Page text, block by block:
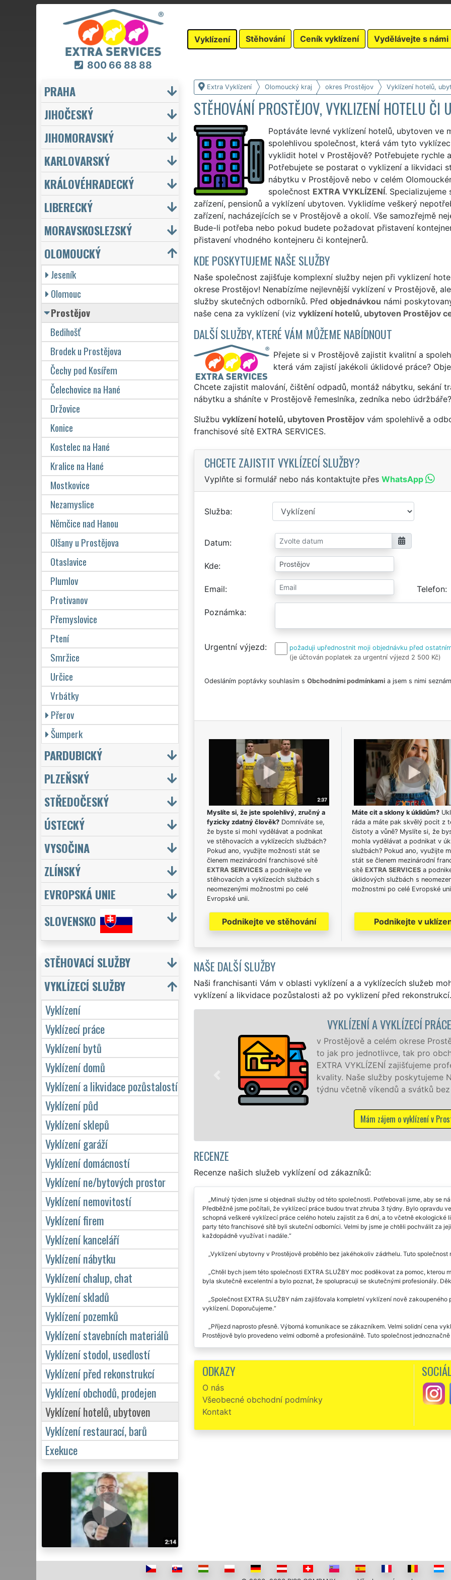
800 66 88 88
Vyklízení Stěhování Ceník vyklízení Vydělávejte s námi
Extra Vyklízení Olomoucký kraj okres Prostějov Vyklízení hotelů,
STĚHOVÁNÍ PROSTĚJOV, VYKLIZENÍ HOTELU ČI
Poptáváte levné vyklízení hotelů, ubytoven ve
spolehlivou společnost, která vám tyto
vyklidit hotel v Prostějově? Potřebujete rychle
Potřebujete se postarat o vyklizení a likvidaci
nábytku v Prostějově nebo v celém
společnost EXTRA VYKLÍZENÍ. Specializujeme
zařízení, pensionů a vyklízení ubytoven. Vyklidíme veškerý
zařízení, nacházejících se v Prostějově a okolí. Vše samozřejmě
Bude-li potřeba nebo pokud budete požadovat přistavení
přistavení vhodného kontejneru či kontejnerů.
KDE POSKYTUJEME NAŠE SLUŽBY
Naše společnost zajišťuje komplexní služby nejen při vyklizení
okrese Prostějov! Nenabízíme nejlevnější vyklízení v Prostějově,
služby skutečných odborníků. Před objednávkou námi
naše cena za vyklízení (viz vyklízení hotelů, ubytoven Prostějov
DALŠÍ SLUŽBY, KTERÉ VÁM MŮŽEME NABÍDNOUT
Přejete si v Prostějově zajistit kvalitní a
která vám zajistí jakékoli úklidové práce?
Chcete zajistit malování, čištění odpadů, montáž nábytku, sekání
nábytku a sháníte v Prostějově řemeslníka, zedníka nebo
Službu vyklízení hotelů, ubytoven Prostějovvám spolehlivě a
franchisové sítě EXTRA SERVICES.
CHCETE ZAJISTIT VYKLÍZECÍ SLUŽBY?
Vyplňte si formulář nebo nás kontaktujte přes WhatsApp
Služba
Datum
Kde
Email Telefon
Poznámka
Urgentní výjezd
požaduji upřednostnit moji objednávku před
(je účtován poplatek za urgentní výjezd 2 500 Kč)
Odesláním poptávky souhlasím s Obchodními podmínkamia jsem s nimi
Myslíte si, že jste spolehlivý, zručný a
fyzicky zdatný člověk?Domníváte se,
že byste si mohl vydělávat a podnikat
ve stěhovacích a vyklízecích službách?
Pokud ano, využijte možnosti stát se
členem mezinárodní franchisové sítě
EXTRA SERVICESa podnikejte ve
stěhovacích a vyklízecích službách s
neomezenými možnostmi po celé
Evropské unii.
Podnikejte ve stěhování
Máte cit a sklony k úklidům?
ráda a máte pak skvělý pocit z
čistoty a vůně? Myslíte si, že
mohla vydělávat a podnikat v
službách? Pokud ano, využijte
stát se členem mezinárodní
sítě EXTRA SERVICESa
úklidových službách s
možnostmi po celé Evropské
Podnikejte v
NAŠE DALŠÍ SLUŽBY
Naši franchisanti Vám v oblasti vyklízení a a vyklízecích služeb
vyklízení a likvidace pozůstalosti až po vyklizení před rekonstrukcí.
VYKLÍZENÍ A VYKLÍZECÍ PRÁCE PROSTĚJOV
v Prostějově a celém okrese Prostějov zajišťujeme služby
to jak pro jednotlivce, tak pro obchodní společnosti. Pod
EXTRA VYKLÍZENÍ zajišťujeme profesionální a kvalitní servis se
kvality. Naše služby poskytujeme NON-STOP 24 hodin denně, 7
týdnu včetně víkendů a svátků bez příplatků.
RECENZE
Recenze našich služeb vyklízení od zákazníků:
Minulý týden jsme si objednali služby od této společnosti. Potřebovali jsme, aby se
Předběžně jsme počítali, že vyklízecí práce budou trvat zhruba 3 týdny. Bylo opravdu
schopná veškeré vyklízecí práce celého hotelu zajistit za 6 dní, a to včetně
party této franchisové sítě byli skuteční odborníci. Velmi by jsme je chtěli pochválit za
každopádně využívat i nadále.
Vyklízení ubytovny v Prostějově proběhlo bez jakéhokoliv zádrhelu. Tuto společnost
Chtěl bych jsem této společnosti EXTRA SLUŽBY moc poděkovat za pomoc,
byla skutečně excelentní a bylo poznat, že spolupracuji se skutečnými profesionály.
Společnost EXTRA SLUŽBY nám zajišťovala kompletní vyklízení nově
vyklízení. Doporučujeme.
Příjezd naprosto přesně. Výborná komunikace se zákazníkem. Velmi solidní cena
Prostějově bylo provedeno velmi odborně a profesionálně. Tuto společnost
skončení vyklízení mi navíc zajistili výborné úklidové služby. Není nic, co by se jim
ODKAZY
O nás
Všeobecné obchodní podmínky
Kontakt
PRAHA
JIHOČESKÝ
JIHOMORAVSKÝ
KARLOVARSKÝ
KRÁLOVÉHRADECKÝ
LIBERECKÝ
MORAVSKOSLEZSKÝ
OLOMOUCKÝ
Jeseník
Olomouc
Prostějov
Bedihošť
Brodek u Prostějova
Čechy pod Kosířem
Čelechovice na Hané
Držovice
Konice
Kostelec na Hané
Kralice na Hané
Mostkovice
Nezamyslice
Němčice nad Hanou
Olšany u Prostějova
Otaslavice
Plumlov
Protivanov
Přemyslovice
Ptení
Smržice
Určice
Vrbátky
Přerov
Šumperk
PARDUBICKÝ
PLZEŇSKÝ
STŘEDOČESKÝ
ÚSTECKÝ
VYSOČINA
ZLÍNSKÝ
EVROPSKÁ UNIE
SLOVENSKO
STĚHOVACÍ SLUŽBY
VYKLÍZECÍ SLUŽBY
Vyklízení
Vyklízecí práce
Vyklízení bytů
Vyklízení domů
Vyklízení a likvidace pozůstalostí
Vyklízení půd
Vyklízení sklepů
Vyklízení garáží
Vyklízení domácností
Vyklízení ne/bytových prostor
Vyklízení nemovitostí
Vyklízení firem
Vyklízení kanceláří
Vyklízení nábytku
Vyklízení chalup, chat
Vyklízení skladů
Vyklízení pozemků
Vyklízení stavebních materiálů
Vyklízení stodol, usedlostí
Vyklízení před rekonstrukcí
Vyklízení obchodů, prodejen
Vyklízení hotelů, ubytoven
Vyklízení restaurací, barů
Exekuce